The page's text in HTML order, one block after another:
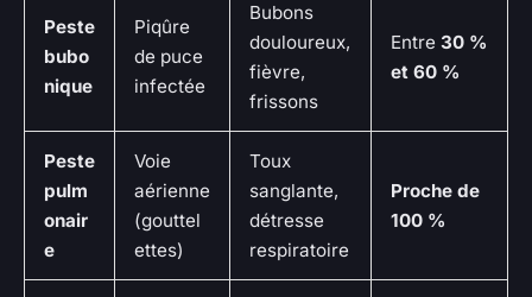
Peste
bubo
nique
Piqûre
de puce
infectée
Bubons
douloureux,
fièvre,
frissons
Entre 30 %
et 60 %
Peste
pulm
onair
e
Voie
aérienne
(gouttel
ettes)
Toux
sanglante,
détresse
respiratoire
Proche de
100 %